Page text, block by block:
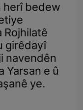
herî bedew
Rojhilatê
girêdayî
navendên
Yarsan e û
ye.